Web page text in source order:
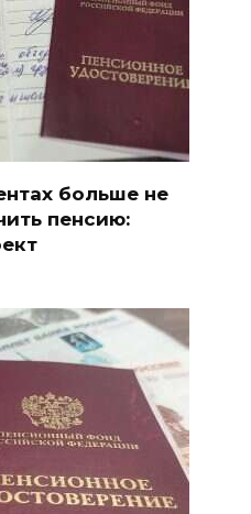
больше не
пенсию: